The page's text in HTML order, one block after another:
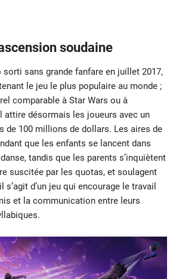
soudaine
sorti sans grande fanfare en juillet 2017,
le jeu le plus populaire au monde ;
comparable à Star Wars ou à
attire désormais les joueurs avec un
de 100 millions de dollars. Les aires de
que les enfants se lancent dans
tandis que les parents s’inquiètent
suscitée par les quotas, et soulagent
s’agit d’un jeu qui encourage le travail
et la communication entre leurs